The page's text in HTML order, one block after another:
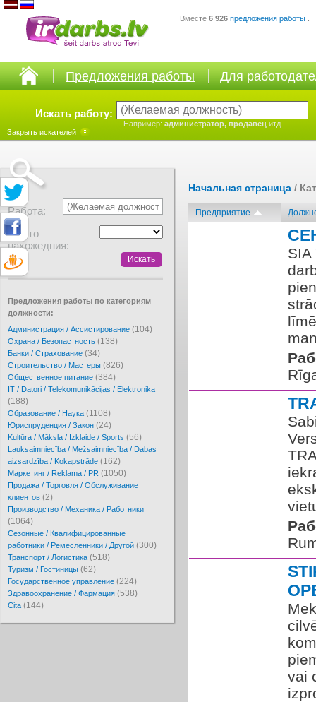
Вместе 6 926 предложения работы
Предложения работы Для
Искать работу:
Например: администратор, продавец итд.
Закрыть искателей
Работа:
Место
нахожедния:
Предложения работы по категориям
должности:
Администрация / Ассистирование (104)
Охрана / Безопастность (138)
Банки / Страхование (34)
Cтроительство / Мастеры (826)
Oбщественное питание (384)
IT / Datori / Telekomunikācijas / Elektronika
(188)
Образование / Наука (1108)
Юриспруденция / Закон (24)
Kultūra / Māksla / Izklaide / Sports (56)
Lauksaimniecība / Mežsaimniecība / Dabas
aizsardzība / Kokapstrāde (162)
Маркетинг / Reklama / PR (1050)
Продажа / Торговля / Обслуживание
клиентов (2)
Производство / Механика / Работники
(1064)
Сезонные / Квалифицированные
работники / Ремесленники / Другой (300)
Транспорт / Логистика (518)
Туризм / Гостиницы (62)
Государственное управление (224)
Здравоохранение / Фармация (538)
Cita (144)
Начальная страница /
Предприятие
SIA
vai